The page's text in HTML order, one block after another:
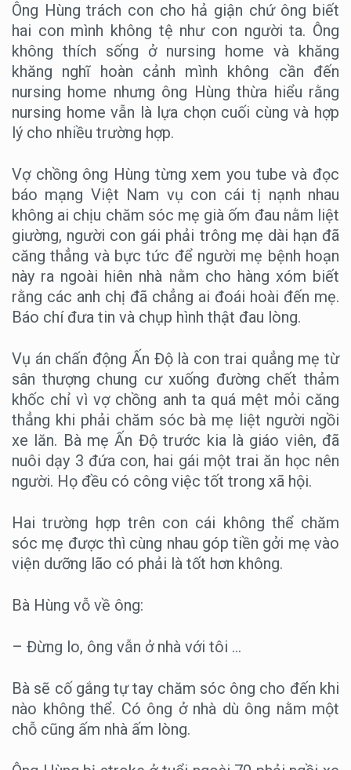
Ông Hùng trách con cho hả giận chứ ông biết
hai con mình không tệ như con người ta. Ông
không thích sống ở nursing home và khăng
khăng nghĩ hoàn cảnh mình không cần đến
nursing home nhưng ông Hùng thừa hiểu rằng
nursing home vẫn là lựa chọn cuối cùng và hợp
lý cho nhiều trường hợp.
Vợ chồng ông Hùng từng xem you tube và đọc
báo mạng Việt Nam vụ con cái tị nạnh nhau
không ai chịu chăm sóc mẹ già ốm đau nằm liệt
giường, người con gái phải trông mẹ dài hạn đã
căng thẳng và bực tức để người mẹ bệnh hoạn
này ra ngoài hiên nhà nằm cho hàng xóm biết
rằng các anh chị đã chẳng ai đoái hoài đến mẹ.
Báo chí đưa tin và chụp hình thật đau lòng.
Vụ án chấn động Ấn Độ là con trai quẳng mẹ từ
sân thượng chung cư xuống đường chết thảm
khốc chỉ vì vợ chồng anh ta quá mệt mỏi căng
thẳng khi phải chăm sóc bà mẹ liệt người ngồi
xe lăn. Bà mẹ Ấn Độ trước kia là giáo viên, đã
nuôi dạy 3 đứa con, hai gái một trai ăn học nên
người. Họ đều có công việc tốt trong xã hội.
Hai trường hợp trên con cái không thể chăm
sóc mẹ được thì cùng nhau góp tiền gởi mẹ vào
viện dưỡng lão có phải là tốt hơn không.
Bà Hùng vỗ về ông:
– Đừng lo, ông vẫn ở nhà với tôi …
Bà sẽ cố gắng tự tay chăm sóc ông cho đến khi
nào không thể. Có ông ở nhà dù ông nằm một
chỗ cũng ấm nhà ấm lòng.